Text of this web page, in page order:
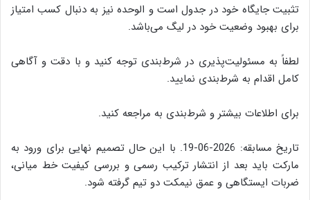
تثبیت جایگاه خود در جدول است و الوحده نیز به دنبال کسب امتیاز
برای بهبود وضعیت خود در لیگ می‌باشد.
لطفاً به مسئولیت‌پذیری در شرط‌بندی توجه کنید و با دقت و آگاهی
کامل اقدام به شرط‌بندی نمایید.
برای اطلاعات بیشتر و شرط‌بندی به مراجعه کنید.
تاریخ مسابقه: 2026-06-19. با این حال تصمیم نهایی برای ورود به
مارکت باید بعد از انتشار ترکیب رسمی و بررسی کیفیت خط میانی،
ضربات ایستگاهی و عمق نیمکت دو تیم گرفته شود.